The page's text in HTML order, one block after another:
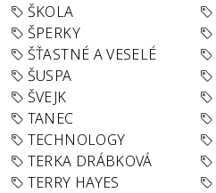
ŠKOLA
ŠPERKY
ŠŤASTNÉ A VESELÉ
ŠUSPA
ŠVEJK
TANEC
TECHNOLOGY
TERKA DRÁBKOVÁ
TERRY HAYES